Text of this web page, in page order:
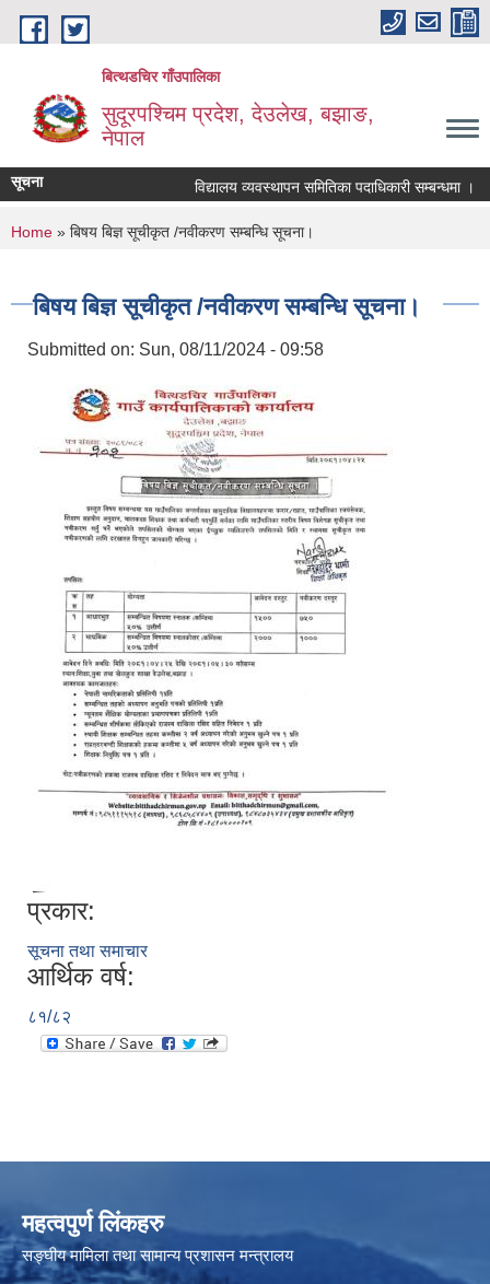
Skip to main content
बित्थडचिर गाँउपालिका
सुदूरपश्चिम प्रदेश, देउलेख, बझाङ,
नेपाल
सूचना विद्यालय व्यवस्थापन समितिका पदाधिकारी सम्बन्धमा ।
You are here
Home » बिषय बिज्ञ सूचीकृत /नवीकरण सम्बन्धि सूचना।
बिषय बिज्ञ सूचीकृत /नवीकरण सम्बन्धि सूचना।
Submitted on: Sun, 08/11/2024 - 09:58
प्रकार:
सूचना तथा समाचार
आर्थिक वर्ष:
८१/८२
महत्वपुर्ण लिंकहरु
सङ्घीय मामिला तथा सामान्य प्रशासन मन्त्रालय